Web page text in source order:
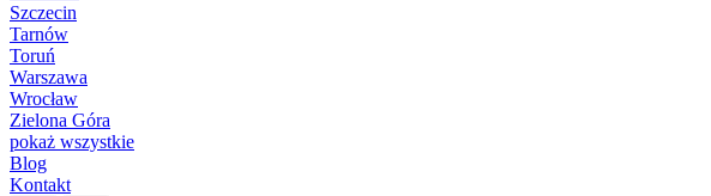
Szczecin
Tarnów
Toruń
Warszawa
Wrocław
Zielona Góra
pokaż wszystkie
Blog
Kontakt